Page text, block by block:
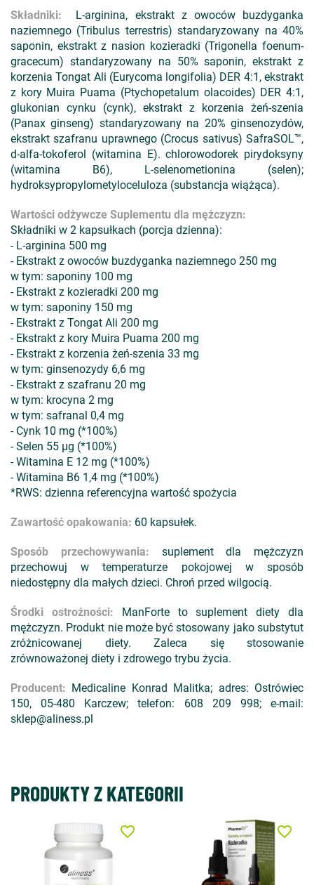
Składniki: L-arginina, ekstrakt z owoców buzdyganka
naziemnego (Tribulus terrestris) standaryzowany na 40%
saponin, ekstrakt z nasion kozieradki (Trigonella foenum-
gracecum) standaryzowany na 50% saponin, ekstrakt z
korzenia Tongat Ali (Eurycoma longifolia) DER 4:1, ekstrakt
z kory Muira Puama (Ptychopetalum olacoides) DER 4:1,
glukonian cynku (cynk), ekstrakt z korzenia żeń-szenia
(Panax ginseng) standaryzowany na 20% ginsenozydów,
ekstrakt szafranu uprawnego (Crocus sativus) SafraSOL™,
d-alfa-tokoferol (witamina E). chlorowodorek pirydoksyny
(witamina B6), L-selenometionina (selen);
hydroksypropylometyloceluloza (substancja wiążąca).
Wartości odżywcze Suplementu dla mężczyzn:
Składniki w 2 kapsułkach (porcja dzienna):
- L-arginina 500 mg
- Ekstrakt z owoców buzdyganka naziemnego 250 mg
w tym: saponiny 100 mg
- Ekstrakt z kozieradki 200 mg
w tym: saponiny 150 mg
- Ekstrakt z Tongat Ali 200 mg
- Ekstrakt z kory Muira Puama 200 mg
- Ekstrakt z korzenia żeń-szenia 33 mg
w tym: ginsenozydy 6,6 mg
- Ekstrakt z szafranu 20 mg
w tym: krocyna 2 mg
w tym: safranal 0,4 mg
- Cynk 10 mg (*100%)
- Selen 55 µg (*100%)
- Witamina E 12 mg (*100%)
- Witamina B6 1,4 mg (*100%)
*RWS: dzienna referencyjna wartość spożycia
Zawartość opakowania: 60 kapsułek.
Sposób przechowywania: suplement dla mężczyzn
przechowuj w temperaturze pokojowej w sposób
niedostępny dla małych dzieci. Chroń przed wilgocią.
Środki ostrożności: ManForte to suplement diety dla
mężczyzn. Produkt nie może być stosowany jako substytut
zróżnicowanej diety. Zaleca się stosowanie
zrównoważonej diety i zdrowego trybu życia.
Producent: Medicaline Konrad Malitka; adres: Ostrówiec
150, 05-480 Karczew; telefon: 608 209 998; e-mail:
sklep@aliness.pl
PRODUKTY Z KATEGORII
favorite_border favorite_border